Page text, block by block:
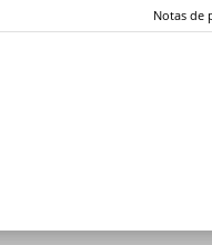
Notas de